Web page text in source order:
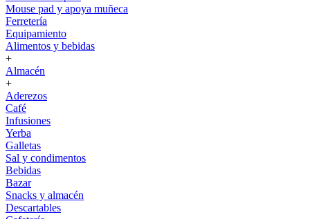
Mouse pad y apoya muñeca
Ferretería
Equipamiento
Alimentos y bebidas
+
Almacén
+
Aderezos
Café
Infusiones
Yerba
Galletas
Sal y condimentos
Bebidas
Bazar
Snacks y almacén
Descartables